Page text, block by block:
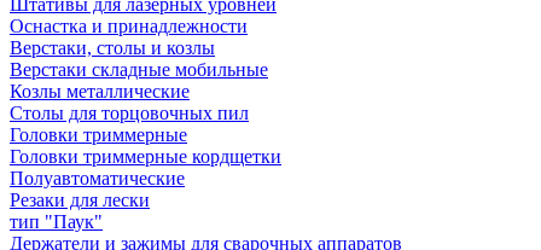
Штативы для лазерных уровней
Оснастка и принадлежности
Верстаки, столы и козлы
Верстаки складные мобильные
Козлы металлические
Столы для торцовочных пил
Головки триммерные
Головки триммерные кордщетки
Полуавтоматические
Резаки для лески
тип "Паук"
Держатели и зажимы для сварочных аппаратов